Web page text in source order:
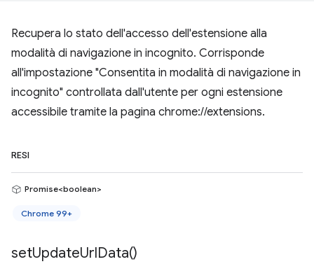
Recupera lo stato dell'accesso dell'estensione alla
modalità di navigazione in incognito. Corrisponde
all'impostazione "Consentita in modalità di navigazione in
incognito" controllata dall'utente per ogni estensione
accessibile tramite la pagina chrome://extensions.
RESI
Promise<boolean>
Chrome 99+
setUpdateUrlData()